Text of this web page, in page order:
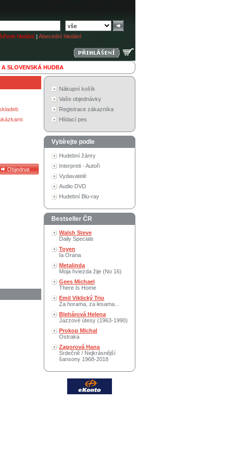
hledání | Abecední hledání
A SLOVENSKÁ HUDBA
Nákupní košík
Vaše objednávky
Registrace zákazníka
Hlídací pes
Vybírejte podle
Hudební žánry
Interpreti - Autoři
Vydavatelé
Audio DVD
Hudební Blu-ray
Bestseller ČR
Walsh Steve
Daily Specials
Toyen
Ia Orana
Metalinda
Moja hviezda žije (No 16)
Gees Michael
There Is Home
Emil Viklický Trio
Za horama, za lesama...
Blehárová Helena
Jazzové útesy (1963-1990)
Prokop Michal
Ostraka
Zagorová Hana
Srdečně / Nejkrásnější
šansony 1968-2018